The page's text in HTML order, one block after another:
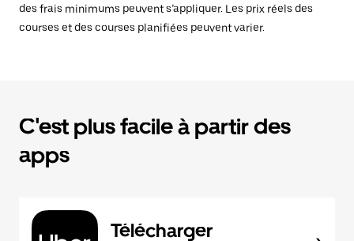
des frais minimums peuvent s’appliquer. Les prix réels des
courses et des courses planifiées peuvent varier.
C'est plus facile à partir des
apps
Télécharger